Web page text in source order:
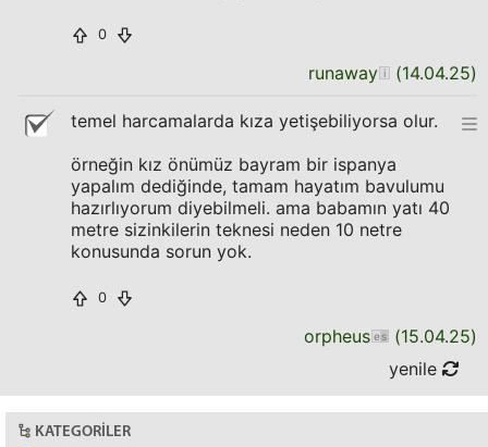
0
runaway (14.04.25)
temel harcamalarda kıza yetişebiliyorsa olur.
örneğin kız önümüz bayram bir ispanya
yapalım dediğinde, tamam hayatım bavulumu
hazırlıyorum diyebilmeli. ama babamın yatı 40
metre sizinkilerin teknesi neden 10 netre
konusunda sorun yok.
0
orpheus (15.04.25)
yenile
KATEGORILER